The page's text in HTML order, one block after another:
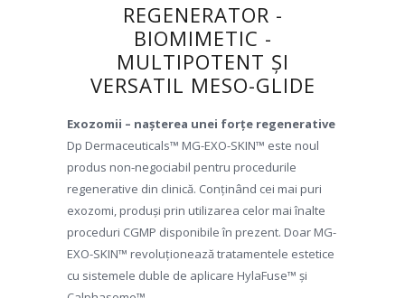
REGENERATOR -
BIOMIMETIC -
MULTIPOTENT ȘI
VERSATIL MESO-GLIDE
Exozomii – nașterea unei forțe regenerative
Dp Dermaceuticals™ MG-EXO-SKIN™ este noul
produs non-negociabil pentru procedurile
regenerative din clinică. Conținând cei mai puri
exozomi, produși prin utilizarea celor mai înalte
proceduri CGMP disponibile în prezent. Doar MG-
EXO-SKIN™ revoluționează tratamentele estetice
cu sistemele duble de aplicare HylaFuse™ și